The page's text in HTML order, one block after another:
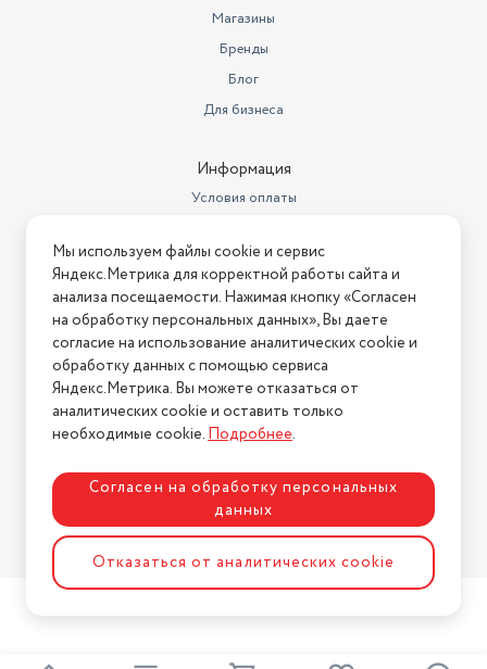
Магазины
Бренды
Блог
Для бизнеса
Информация
Условия оплаты
Условия возврата
Нашли ошибку на сайте? Напишите нам
2026 © Интернет-магазин "АстМаркет". У нас есть всё!
Политика конфиденциальности
Разработка сайтаASTDESIGN
Мы используем файлы cookie и сервис
Яндекс.Метрика для корректной работы сайта и
анализа посещаемости. Нажимая кнопку «Согласен
на обработку персональных данных», Вы даете
согласие на использование аналитических cookie и
обработку данных с помощью сервиса
Яндекс.Метрика. Вы можете отказаться от
аналитических cookie и оставить только
необходимые cookie.Подробнее.
Согласен на обработку персональных
данных
Отказаться от аналитических cookie